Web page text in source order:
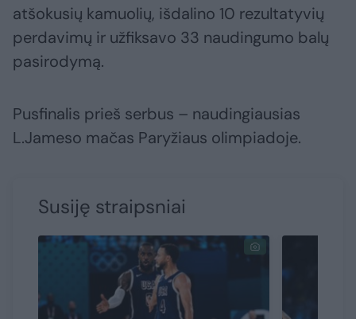
atšokusių kamuolių, išdalino 10 rezultatyvių
perdavimų ir užfiksavo 33 naudingumo balų
pasirodymą.
Pusfinalis prieš serbus – naudingiausias
L.Jameso mačas Paryžiaus olimpiadoje.
Susiję straipsniai